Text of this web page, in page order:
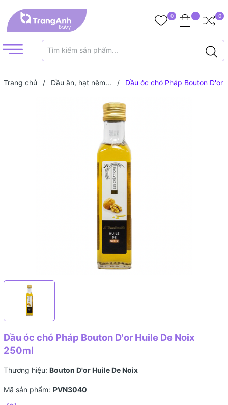
0 0
Trang chủ / Dầu ăn, hạt nêm... /
Dầu óc chó Pháp Bouton D'or
Dầu óc chó Pháp Bouton D'or Huile De Noix
250ml
Thương hiệu: Bouton D'or Huile De Noix
Mã sản phẩm: PVN3040